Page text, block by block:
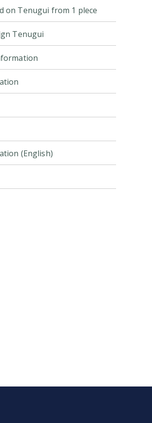
on Tenugui from 1 plece
Tenugui
(English)